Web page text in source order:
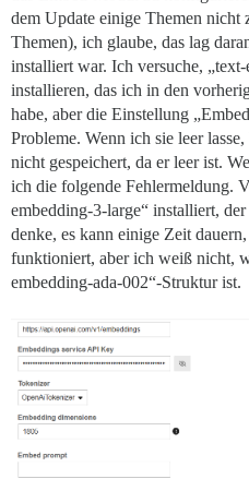
dem Update einige Themen nicht
Themen), ich glaube, das lag
installiert war. Ich versuche,
installieren, das ich in den
habe, aber die Einstellung
Probleme. Wenn ich sie leer
nicht gespeichert, da er leer ist.
ich die folgende Fehlermeldung.
embedding-3-large“ installiert,
denke, es kann einige Zeit
funktioniert, aber ich weiß nicht,
embedding-ada-002“-Struktur ist.